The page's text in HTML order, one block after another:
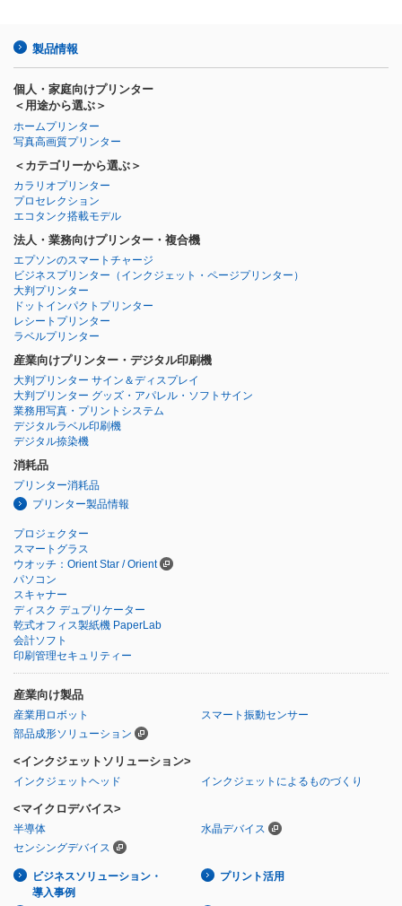
製品情報
個人・家庭向けプリンター
＜用途から選ぶ＞
ホームプリンター
写真高画質プリンター
＜カテゴリーから選ぶ＞
カラリオプリンター
プロセレクション
エコタンク搭載モデル
法人・業務向けプリンター・複合機
エプソンのスマートチャージ
ビジネスプリンター （インクジェット・ページプリンター）
大判プリンター
ドットインパクトプリンター
レシートプリンター
ラベルプリンター
産業向けプリンター・デジタル印刷機
大判プリンター サイン＆ディスプレイ
大判プリンター グッズ・アパレル・ソフトサイン
業務用写真・プリントシステム
デジタルラベル印刷機
デジタル捺染機
消耗品
プリンター消耗品
プリンター製品情報
プロジェクター
スマートグラス
ウオッチ：Orient Star / Orient
パソコン
スキャナー
ディスク デュプリケーター
乾式オフィス製紙機 PaperLab
会計ソフト
印刷管理セキュリティー
産業向け製品
産業用ロボット
スマート振動センサー
部品成形ソリューション
<インクジェットソリューション>
インクジェットヘッド インクジェットによるものづくり
<マイクロデバイス>
半導体
水晶デバイス
センシングデバイス
ビジネスソリューション・
導入事例
プリント活用